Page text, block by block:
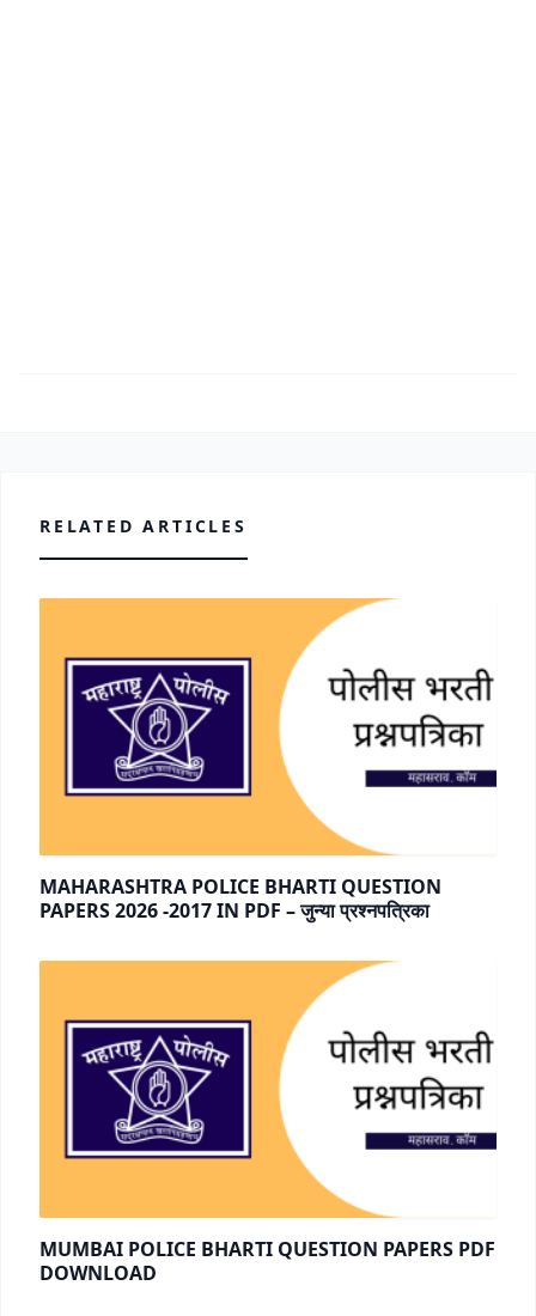
RELATED ARTICLES
MAHARASHTRA POLICE BHARTI QUESTION
PAPERS 2026 -2017 IN PDF – जुन्या प्रश्नपत्रिका
MUMBAI POLICE BHARTI QUESTION PAPERS PDF
DOWNLOAD